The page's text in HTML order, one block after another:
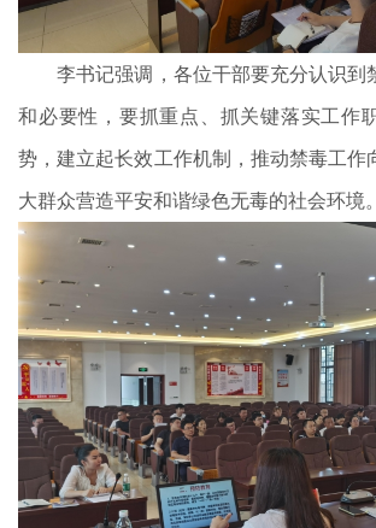
李书记强调，各位干部要充分认识到
和必要性，要抓重点、抓关键落实工作
势，建立起长效工作机制，推动禁毒工作
大群众营造平安和谐绿色无毒的社会环境。